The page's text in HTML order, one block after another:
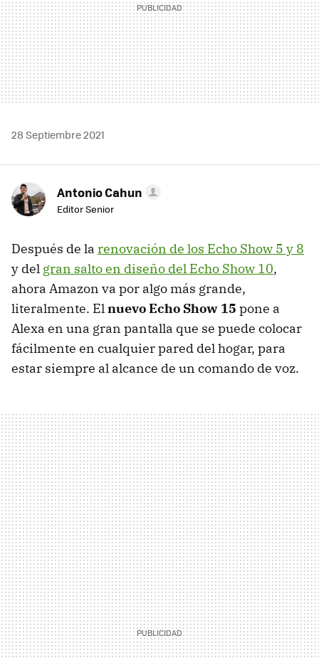
28 Septiembre 2021
Antonio Cahun
Editor Senior
Después de la renovación de los Echo Show 5 y 8
y del gran salto en diseño del Echo Show 10,
ahora Amazon va por algo más grande,
literalmente. Elnuevo Echo Show 15 pone a
Alexa en una gran pantalla que se puede colocar
fácilmente en cualquier pared del hogar, para
estar siempre al alcance de un comando de voz.